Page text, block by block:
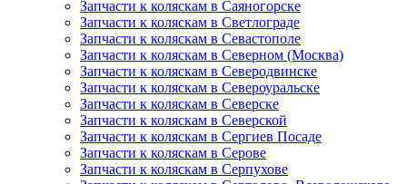
Запчасти к коляскам в Саяногорске
Запчасти к коляскам в Светлограде
Запчасти к коляскам в Севастополе
Запчасти к коляскам в Северном (Москва)
Запчасти к коляскам в Северодвинске
Запчасти к коляскам в Североуральске
Запчасти к коляскам в Северске
Запчасти к коляскам в Северской
Запчасти к коляскам в Сергиев Посаде
Запчасти к коляскам в Серове
Запчасти к коляскам в Серпухове